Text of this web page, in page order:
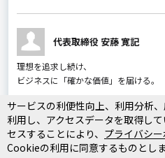
代表取締役 安藤 寛記
理想を追求し続け、
ビジネスに「確かな価値」を届ける。
私がビジネスにおいて最も大切にして
「結果」です。 変化の激しいこの時代
りません。だからこそ私は、常に「も
心を持ち、お客様のビジネスを次のス
サービスの利便性向上、利用分析
利用し、アクセスデータを取得し
セスすることにより、 プライバシ
Cookieの利用に同意するものとしま